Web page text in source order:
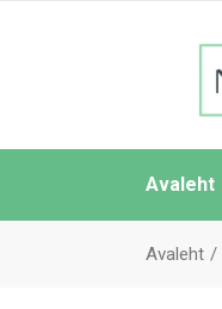
Avaleht
Avaleht